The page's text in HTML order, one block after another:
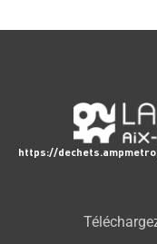
https://